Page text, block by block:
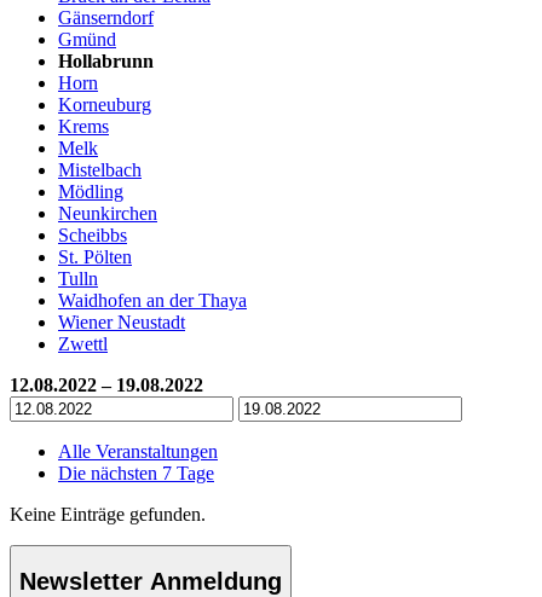
Gänserndorf
Gmünd
Hollabrunn
Horn
Korneuburg
Krems
Melk
Mistelbach
Mödling
Neunkirchen
Scheibbs
St. Pölten
Tulln
Waidhofen an der Thaya
Wiener Neustadt
Zwettl
12.08.2022 – 19.08.2022
Alle Veranstaltungen
Die nächsten 7 Tage
Keine Einträge gefunden.
Newsletter Anmeldung